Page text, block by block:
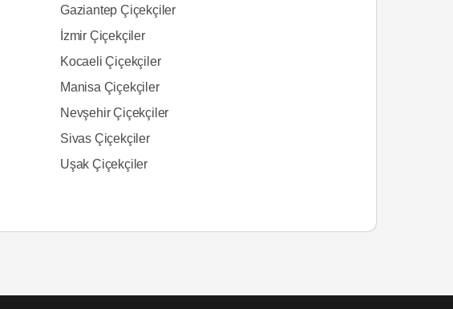
Gaziantep Çiçekçiler
İzmir Çiçekçiler
Kocaeli Çiçekçiler
Manisa Çiçekçiler
Nevşehir Çiçekçiler
Sivas Çiçekçiler
Uşak Çiçekçiler